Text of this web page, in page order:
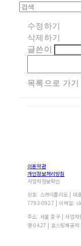
수정하기
삭제하기
글쓴이
목록으로 가기
이용약관
개인정보처리방침
사업자정보확인
상호: 스카이폴리오 | 대
7793-0927 | 이메일:
주소: 서울 중구 | 사업자
명-0427 | 호스팅제공자